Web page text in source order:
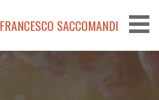
FRANCESCO SACCOMANDI